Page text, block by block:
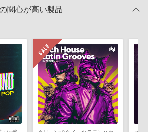
やHFS＋でフォーマットされたHDDをご用意
ます。
通が送信されます。メールに記載されており
品のダウンロード／導入を行って下さい。
は、原則として日本語版操作マニュアルをご
ご購入後のご不明点や詳細に関するお問い合
サポート
までご連絡ください。
録サウンドを使ってできることを紹介するた
ョン用の楽曲です。原則として、デモソング
だくことはできません。また、デモソングを
ドが、サンプルパックに含まれていることを
、該当する製品のご購入ユーザー様専用となって
、該当する製品をご購入頂く必要がございます。
のサポート情報
関心が高い製品